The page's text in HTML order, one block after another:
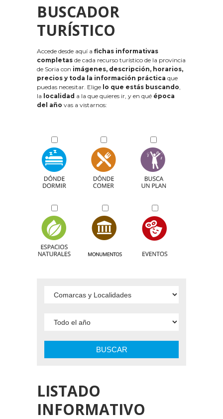
BUSCADOR
TURÍSTICO
Accede desde aquí a fichas informativas
completas de cada recurso turístico de la provincia
de Soria con imágenes, descripción, horarios,
precios y toda la información práctica que
puedas necesitar. Elige lo que estás buscando,
la localidad a la que quieres ir, y en qué época
del año vas a vistarnos:
BUSCAR
LISTADO
INFORMATIVO